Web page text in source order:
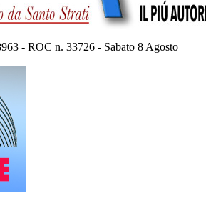
- ROC n. 33726 - Sabato 8 Agosto